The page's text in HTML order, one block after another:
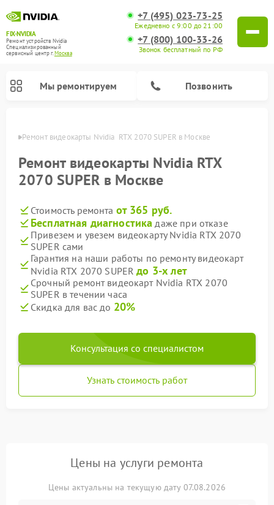
FIX-NVIDIA
Ремонт устройств Nvidia
Специализированный
cервисный центр г.Москва
+7 (495) 023-73-25
Ежедневно с 9:00 до 21:00
+7 (800) 100-33-26
Звонок бесплатный по РФ
Мы ремонтируем Позвонить
Ремонт видеокарты Nvidia  RTX 2070 SUPER в Москве
Ремонт видеокарты Nvidia RTX
2070 SUPER в Москве
Стоимость ремонта от 365 руб.
Бесплатная диагностика даже при отказе
Привезем и увезем видеокарту Nvidia RTX 2070
SUPER сами
Гарантия на наши работы по ремонту видеокарт
Nvidia RTX 2070 SUPERдо 3-х лет
Срочный ремонт видеокарт Nvidia RTX 2070
SUPER в течении часа
Скидка для вас до 20%
Консультация со специалистом
Узнать стоимость работ
Цены на услуги ремонта
Цены актуальны на текущую дату 07.08.2026